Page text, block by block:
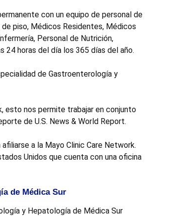
con un equipo de personal de
piso, Médicos Residentes, Médicos
Personal de Nutrición,
24 horas del día los 365 días del año.
de Gastroenterología y
esto nos permite trabajar en conjunto
de U.S. News & World Report.
a la Mayo Clinic Care Network.
Unidos que cuenta con una oficina
de Médica Sur
y Hepatología de Médica Sur